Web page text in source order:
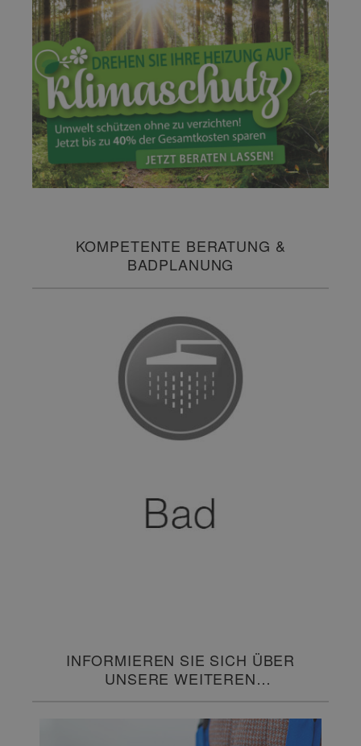
KOMPETENTE BERATUNG &
BADPLANUNG
INFORMIEREN SIE SICH ÜBER
UNSERE WEITEREN